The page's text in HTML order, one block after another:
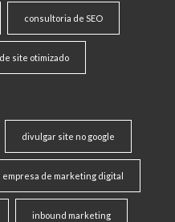
consultoria de SEO
site otimizado
divulgar site no google
empresa de marketing digital
inbound marketing